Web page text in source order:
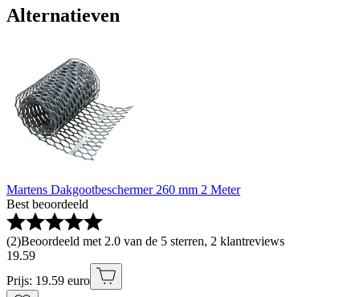
Alternatieven
Martens Dakgootbeschermer 260 mm 2 Meter
Best beoordeeld
(2)Beoordeeld met 2.0 van de 5 sterren, 2 klantreviews
19.59
Prijs: 19.59 euro